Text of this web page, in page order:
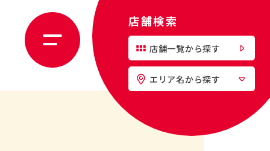
店舗検索
店舗一覧から探す
エリア名から探す